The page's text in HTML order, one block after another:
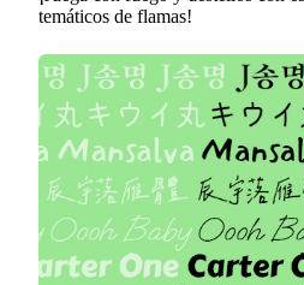
temáticos de flamas!